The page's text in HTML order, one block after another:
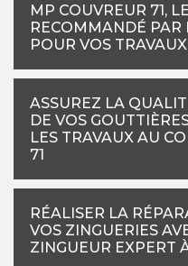
MP COUVREUR 71,
RECOMMANDÉ PAR
POUR VOS
ASSUREZ LA
DE VOS
LES TRAVAUX AU
71
RÉALISER LA
VOS ZINGUERIES
ZINGUEUR EXPERT